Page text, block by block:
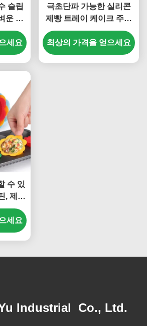
슬립
운 실
세요
극초단파 가능한 실리콘
제빵 트레이 케이크 주형
향기가 없는 실습
최상의 가격을 얻으세요
수 있
, 제빵
가는
세요
Industrial Co., Ltd.